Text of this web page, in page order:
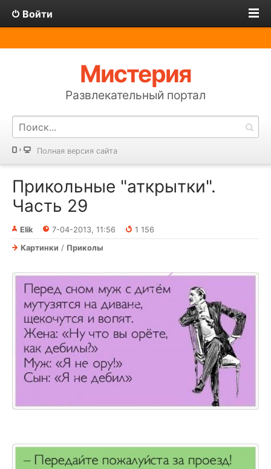
Войти
Мистерия
Развлекательный портал
Полная версия сайта
Прикольные "аткрытки".
Часть 29
Elik 7-04-2013, 11:56
1 156
Картинки / Приколы